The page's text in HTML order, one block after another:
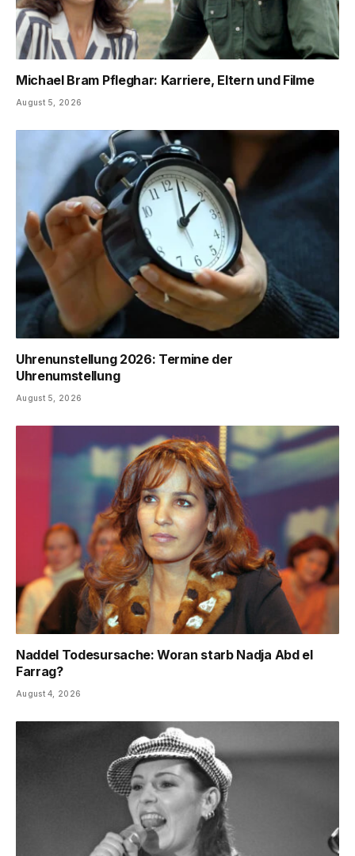
Michael Bram Pfleghar: Karriere, Eltern und Filme
August 5, 2026
Uhrenunstellung 2026: Termine der
Uhrenumstellung
August 5, 2026
Naddel Todesursache: Woran starb Nadja Abd el
Farrag?
August 4, 2026